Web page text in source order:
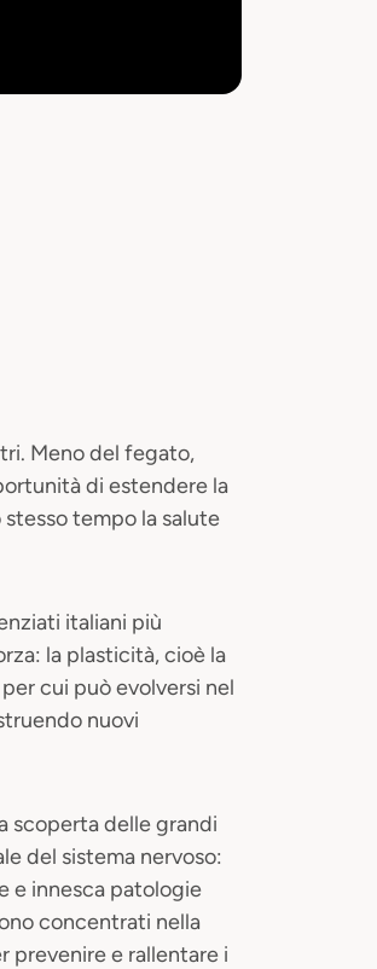
Meno del fegato,
di estendere la
stesso tempo la salute
italiani più
la plasticità, cioè la
cui può evolversi nel
nuovi
scoperta delle grandi
del sistema nervoso:
e innesca patologie
concentrati nella
prevenire e rallentare i